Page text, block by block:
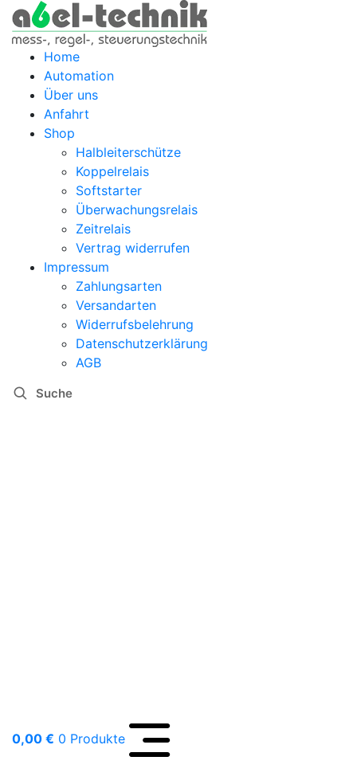
Home
Automation
Über uns
Anfahrt
Shop
Halbleiterschütze
Koppelrelais
Softstarter
Überwachungsrelais
Zeitrelais
Vertrag widerrufen
Impressum
Zahlungsarten
Versandarten
Widerrufsbelehrung
Datenschutzerklärung
AGB
Suche
0,00 € 0 Produkte